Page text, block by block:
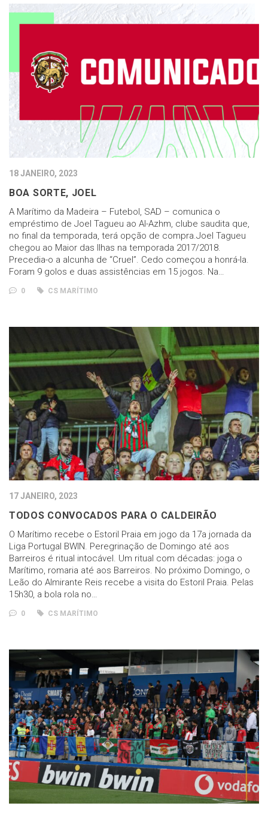
18 JANEIRO, 2023
BOA SORTE, JOEL
A Marítimo da Madeira – Futebol, SAD – comunica o
empréstimo de Joel Tagueu ao Al-Azhm, clube saudita que,
no final da temporada, terá opção de compra.Joel Tagueu
chegou ao Maior das Ilhas na temporada 2017/2018.
Precedia-o a alcunha de “Cruel”. Cedo começou a honrá-la.
Foram 9 golos e duas assistências em 15 jogos. Na…
0 CS MARÍTIMO
17 JANEIRO, 2023
TODOS CONVOCADOS PARA O CALDEIRÃO
O Marítimo recebe o Estoril Praia em jogo da 17a jornada da
Liga Portugal BWIN. Peregrinação de Domingo até aos
Barreiros é ritual intocável. Um ritual com décadas: joga o
Marítimo, romaria até aos Barreiros. No próximo Domingo, o
Leão do Almirante Reis recebe a visita do Estoril Praia. Pelas
15h30, a bola rola no…
0 CS MARÍTIMO